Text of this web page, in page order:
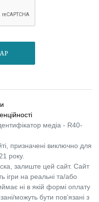
медіа - R40-
призначені виключно для
року.
залиште цей сайт. Сайт
ігри на реальні та/або
ні в якій формі оплату
можуть бути пов’язані з